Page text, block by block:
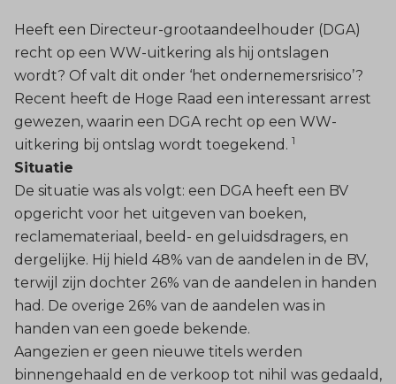
Heeft een Directeur-grootaandeelhouder (DGA)
recht op een WW-uitkering als hij ontslagen
wordt? Of valt dit onder ‘het ondernemersrisico’?
Recent heeft de Hoge Raad een interessant arrest
gewezen, waarin een DGA recht op een WW-
uitkering bij ontslag wordt toegekend. 1
Situatie
De situatie was als volgt: een DGA heeft een BV
opgericht voor het uitgeven van boeken,
reclamemateriaal, beeld- en geluidsdragers, en
dergelijke. Hij hield 48% van de aandelen in de BV,
terwijl zijn dochter 26% van de aandelen in handen
had. De overige 26% van de aandelen was in
handen van een goede bekende.
Aangezien er geen nieuwe titels werden
binnengehaald en de verkoop tot nihil was gedaald,